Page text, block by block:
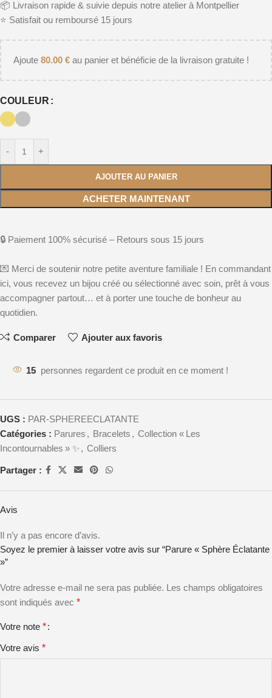
📦 Livraison rapide & suivie depuis notre atelier à Montpellier
⭐️ Satisfait ou remboursé 15 jours
Ajoute 80.00 € au panier et bénéficie de la livraison gratuite !
COULEUR
- +
AJOUTER AU PANIER
ACHETER MAINTENANT
🔒 Paiement 100% sécurisé – Retours sous 15 jours
💌 Merci de soutenir notre petite aventure familiale ! En commandant
ici, vous recevez un bijou créé ou sélectionné avec soin, prêt à vous
accompagner partout… et à porter une touche de bonheur au
quotidien.
Comparer Ajouter aux favoris
15 personnes regardent ce produit en ce moment !
UGS : PAR-SPHEREECLATANTE
Catégories : Parures , Bracelets , Collection « Les
Incontournables » ✨, Colliers
Partager :
Avis
Il n’y a pas encore d’avis.
Soyez le premier à laisser votre avis sur “Parure « Sphère Éclatante
»”
Votre adresse e-mail ne sera pas publiée. Les champs obligatoires
sont indiqués avec *
Votre note *
Votre avis *